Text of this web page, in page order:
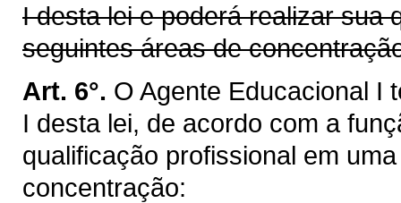
I desta lei e poderá realizar sua
seguintes áreas de
Art. 6°. O Agente Educacional I
I desta lei, de acordo com a
qualificação profissional em
concentração: